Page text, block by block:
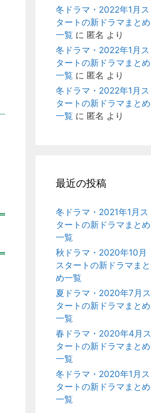
冬ドラマ・2022年1月ス
タートの新ドラマまとめ
一覧 に 匿名 より
冬ドラマ・2022年1月ス
タートの新ドラマまとめ
一覧 に 匿名 より
冬ドラマ・2022年1月ス
タートの新ドラマまとめ
一覧 に 匿名 より
最近の投稿
冬ドラマ・2021年1月ス
タートの新ドラマまとめ
一覧
秋ドラマ・2020年10月
スタートの新ドラマまと
め一覧
夏ドラマ・2020年7月ス
タートの新ドラマまとめ
一覧
春ドラマ・2020年4月ス
タートの新ドラマまとめ
一覧
冬ドラマ・2020年1月ス
タートの新ドラマまとめ
一覧